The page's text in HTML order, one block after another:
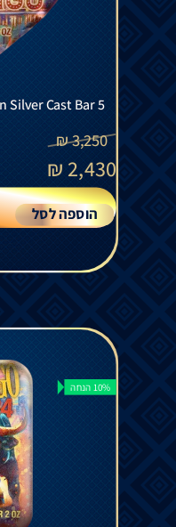
Silver Cast Bar 5
3,250
₪
2,430
₪
הוספה לסל
10% הנחה